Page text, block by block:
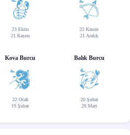
23 Ekim
21 Kasım
22 Kasım
21 Aralık
Kova Burcu
22 Ocak
19 Şubat
Balık Burcu
20 Şubat
20 Mart